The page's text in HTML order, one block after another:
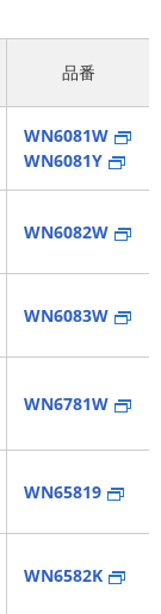
品番
WN6081W
WN6081Y
WN6082W
WN6083W
WN6781W
WN65819
WN6582K